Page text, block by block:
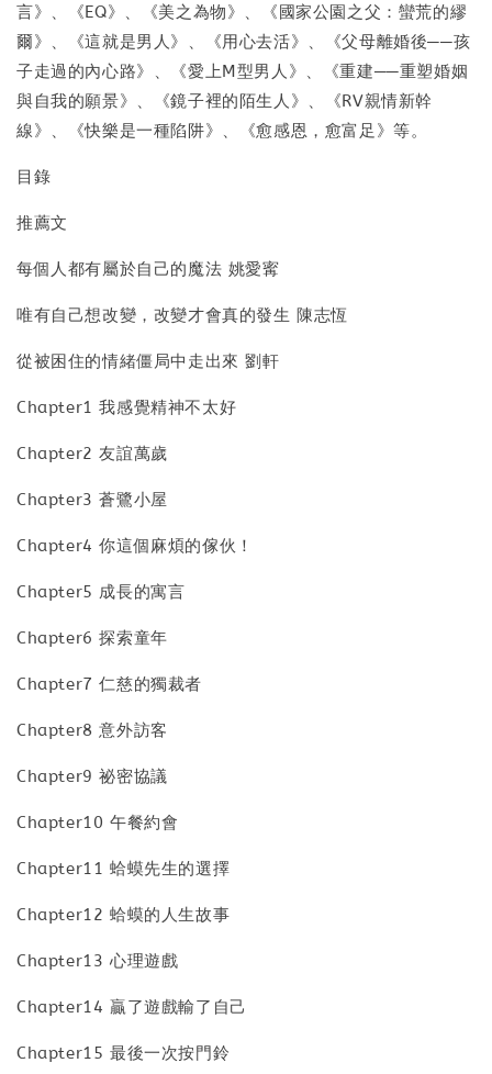
言》、《EQ》、《美之為物》、《國家公園之父：蠻荒的繆
爾》、《這就是男人》、《用心去活》、《父母離婚後──孩
子走過的內心路》、《愛上M型男人》、《重建──重塑婚姻
與自我的願景》、《鏡子裡的陌生人》、《RV親情新幹
線》、《快樂是一種陷阱》、《愈感恩，愈富足》等。
目錄
推薦文
每個人都有屬於自己的魔法 姚愛寗
唯有自己想改變，改變才會真的發生 陳志恆
從被困住的情緒僵局中走出來 劉軒
Chapter1 我感覺精神不太好
Chapter2 友誼萬歲
Chapter3 蒼鷺小屋
Chapter4 你這個麻煩的傢伙！
Chapter5 成長的寓言
Chapter6 探索童年
Chapter7 仁慈的獨裁者
Chapter8 意外訪客
Chapter9 祕密協議
Chapter10 午餐約會
Chapter11 蛤蟆先生的選擇
Chapter12 蛤蟆的人生故事
Chapter13 心理遊戲
Chapter14 贏了遊戲輸了自己
Chapter15 最後一次按門鈴